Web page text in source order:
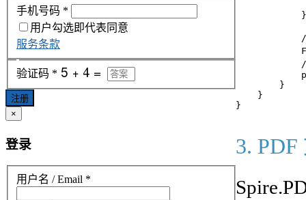
            }
        }
    }
3.
手机号码 *
用户勾选即代表同意
服务条款
验证码 *
注册
×
登录
用户名 / Email *